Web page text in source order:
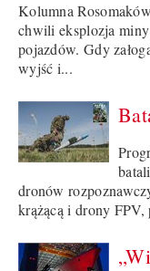
Kolumna
chwili eksplozja
pojazdów. Gdy
wyjść i...
dronów
krążącą i drony